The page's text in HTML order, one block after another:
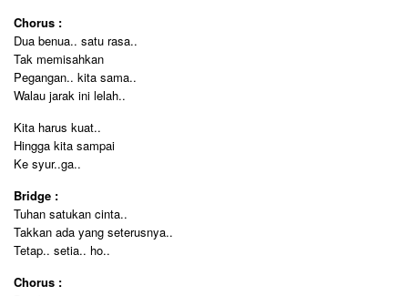
Chorus :
Dua benua.. satu rasa..
Tak memisahkan
Pegangan.. kita sama..
Walau jarak ini lelah..
Kita harus kuat..
Hingga kita sampai
Ke syur..ga..
Bridge :
Tuhan satukan cinta..
Takkan ada yang seterusnya..
Tetap.. setia.. ho..
Chorus :